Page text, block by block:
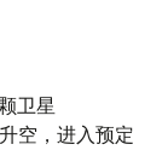
卫星
空，进入预定